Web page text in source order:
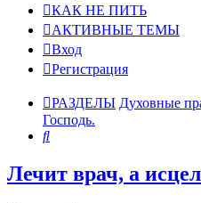
КАК НЕ ПИТЬ
АКТИВНЫЕ ТЕМЫ
Вход
Регистрация
РАЗДЕЛЫ Духовные
Господь.
Поиск
Лечит врач, а